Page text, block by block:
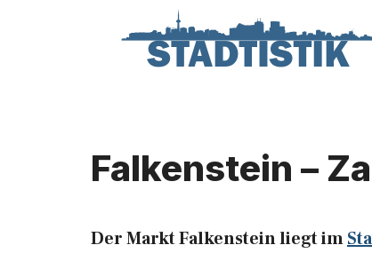
Falkenstein –
Der Markt Falkenstein liegt im